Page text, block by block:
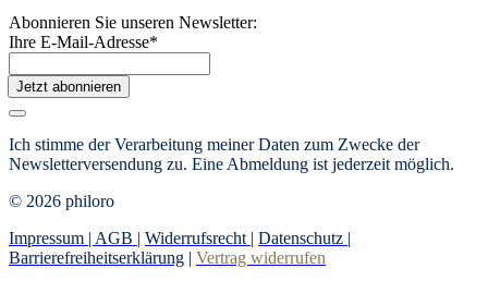
Abonnieren Sie unseren Newsletter:
Ihre E-Mail-Adresse*
Jetzt abonnieren
Ich stimme der Verarbeitung meiner Daten zum Zwecke der
Newsletterversendung zu. Eine Abmeldung ist jederzeit möglich.
© 2026 philoro
Impressum | AGB | Widerrufsrecht | Datenschutz |
Barrierefreiheitserklärung | Vertrag widerrufen